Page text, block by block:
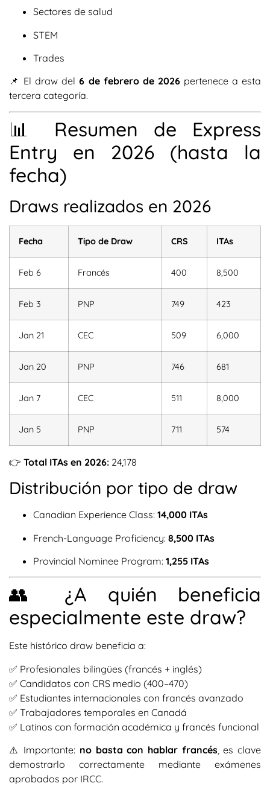
Sectores de salud
STEM
Trades
📌 El draw del6 de febrero de 2026pertenece a esta
tercera categoría.
📊 Resumen de Express
Entry en 2026 (hasta la
fecha)
Draws realizados en 2026
Fecha Tipo de Draw CRS ITAs
Feb 6 Francés 400 8,500
Feb 3 PNP 749 423
Jan 21 CEC 509 6,000
Jan 20 PNP 746 681
Jan 7 CEC 511 8,000
Jan 5 PNP 711 574
👉 Total ITAs en 2026: 24,178
Distribución por tipo de draw
Canadian Experience Class: 14,000 ITAs
French-Language Proficiency: 8,500 ITAs
Provincial Nominee Program: 1,255 ITAs
👥 ¿A quién beneficia
especialmente este draw?
Este histórico draw beneficia a:
✅ Profesionales bilingües (francés + inglés)
✅ Candidatos con CRS medio (400–470)
✅ Estudiantes internacionales con francés avanzado
✅ Trabajadores temporales en Canadá
✅ Latinos con formación académica y francés funcional
⚠️ Importante: no basta con hablar francés, es clave
demostrarlo correctamente mediante exámenes
aprobados por IRCC.